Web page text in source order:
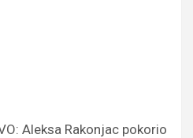
Aleksa Rakonjac pokorio